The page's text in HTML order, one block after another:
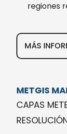
regiones
MÁS
METGIS
CAPAS